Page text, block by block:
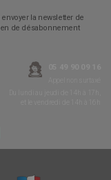
la newsletter de
de désabonnement